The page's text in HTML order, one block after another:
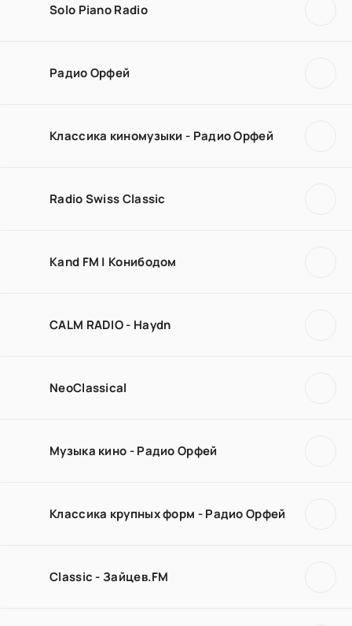
Solo Piano Radio
Радио Орфей
Классика киномузыки - Радио Орфей
Radio Swiss Classic
Kand FM | Конибодом
CALM RADIO - Haydn
NeoClassical
Музыка кино - Радио Орфей
Классика крупных форм - Радио Орфей
Classic - Зайцев.FM